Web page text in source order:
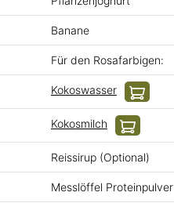
Banane
Für den Rosafarbigen:
Kokoswasser
Kokosmilch
Reissirup (Optional)
Messlöffel Proteinpulver